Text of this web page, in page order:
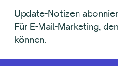
Update-Notizen
Für E-Mail-Marketing,
können.